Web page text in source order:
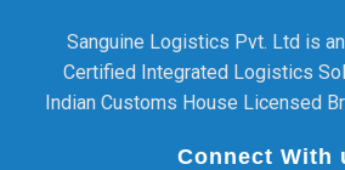
Sanguine Logistics Pvt. Ltd is
Certified Integrated Logistics
Indian Customs House Licensed
Connect With